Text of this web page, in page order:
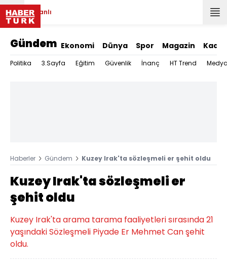
Canlı
Gündem Ekonomi Dünya Spor Magazin Kadın
Politika 3.Sayfa Eğitim Güvenlik İnanç HT Trend
Haberler Gündem Kuzey Irak'ta sözleşmeli er şehit oldu
Kuzey Irak'ta sözleşmeli er
şehit oldu
Kuzey Irak'ta arama tarama faaliyetleri sırasında 21
yaşındaki Sözleşmeli Piyade Er Mehmet Can şehit
oldu.